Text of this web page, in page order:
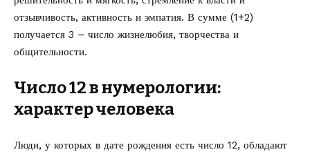
отзывчивость, активность и эмпатия. В сумме (1+2)
получается 3 – число жизнелюбия, творчества и
общительности.
Число 12 в нумерологии:
характер человека
Люди, у которых в дате рождения есть число 12, обладают